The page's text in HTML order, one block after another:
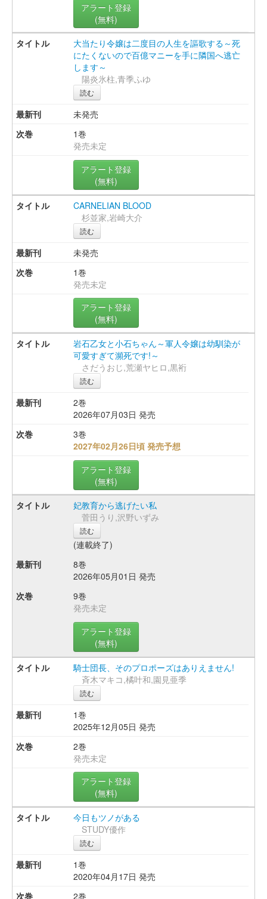
アラート登録
(無料)
大当たり令嬢は二度目の人生を謳歌する～死
にたくないので百億マニーを手に隣国へ逃亡
します～
陽炎氷柱,青季ふゆ
読む
未発売
1巻
発売未定
アラート登録
(無料)
CARNELIAN BLOOD
杉並家,岩崎大介
読む
未発売
1巻
発売未定
アラート登録
(無料)
岩石乙女と小石ちゃん～軍人令嬢は幼馴染が
可愛すぎて瀕死です!～
さだうおじ,荒瀬ヤヒロ,黒裄
読む
2巻
2026年07月03日 発売
3巻
2027年02月26日頃 発売予想
アラート登録
(無料)
妃教育から逃げたい私
菅田うり,沢野いずみ
読む
(連載終了)
8巻
2026年05月01日 発売
9巻
発売未定
アラート登録
(無料)
騎士団長、そのプロポーズはありえません!
斉木マキコ,橘叶和,園見亜季
読む
1巻
2025年12月05日 発売
2巻
発売未定
アラート登録
(無料)
今日もツノがある
STUDY優作
読む
1巻
2020年04月17日 発売
2巻